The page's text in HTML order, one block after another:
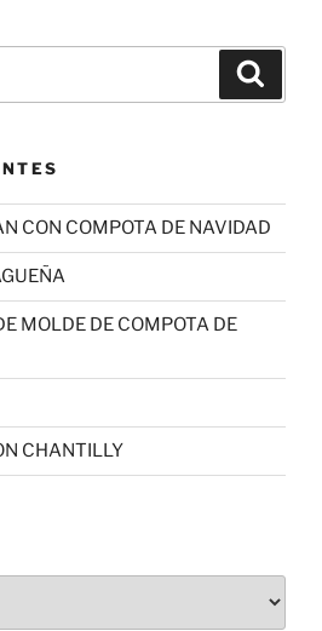
CON COMPOTA DE NAVIDAD
MOLDE DE COMPOTA DE
CHANTILLY